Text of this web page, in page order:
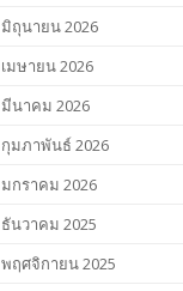
มิถุนายน 2026
เมษายน 2026
มีนาคม 2026
กุมภาพันธ์ 2026
มกราคม 2026
ธันวาคม 2025
พฤศจิกายน 2025